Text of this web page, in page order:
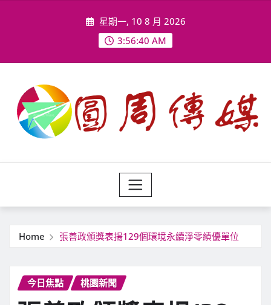
星期一, 10 8 月 2026
3:56:42 AM
Home 張善政頒獎表揚129個環境永續淨零績優單位
今日焦點 桃園新聞